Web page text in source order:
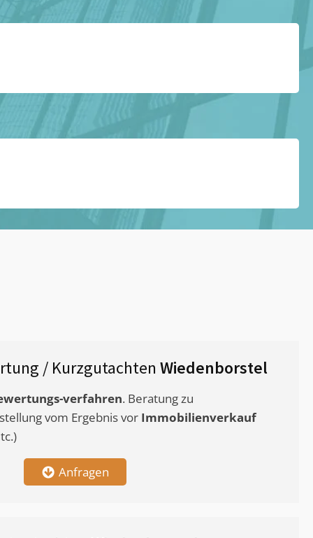
/ Kurzgutachten Wiedenborstel
verfahren. Beratung zu
vom Ergebnis vor Immobilienverkauf
Anfragen